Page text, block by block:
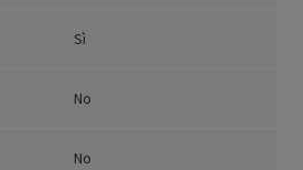
Sì
No
No